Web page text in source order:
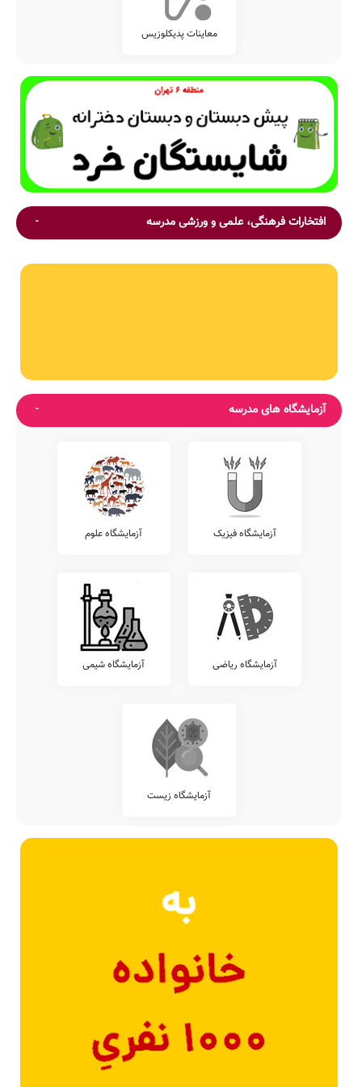
معاینات پدیکلوزیس
افتخارات فرهنگی، علمی و ورزشی مدرسه
آزمایشگاه های مدرسه
آزمایشگاه فیزیک آزمایشگاه علوم
آزمایشگاه ریاضی آزمایشگاه شیمی
آزمایشگاه زیست